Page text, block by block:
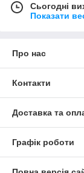
Сьогодні
Показати
Про нас
Контакти
Доставка та
Графік роботи